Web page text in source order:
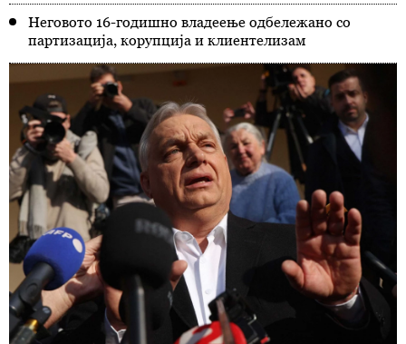
Неговото 16-годишно владеење одбележано со
партизација, корупција и клиентелизам